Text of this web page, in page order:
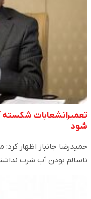
تعمیرانشعابات شکسته
شود
حمیدرضا جانباز اظهار کرد:
ناسالم بودن آب شرب